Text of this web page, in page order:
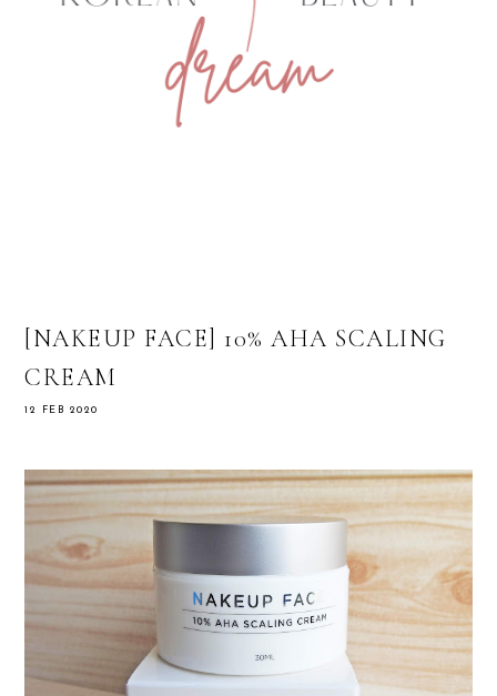
[NAKEUP FACE] 10% AHA SCALING
CREAM
12 FEB 2020